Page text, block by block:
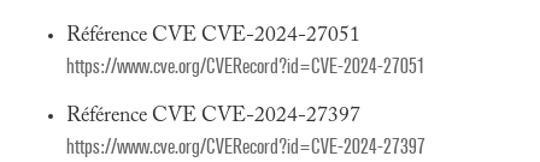
Référence CVE CVE-2024-27051
https://www.cve.org/CVERecord?id=CVE-2024-27051
Référence CVE CVE-2024-27397
https://www.cve.org/CVERecord?id=CVE-2024-27397